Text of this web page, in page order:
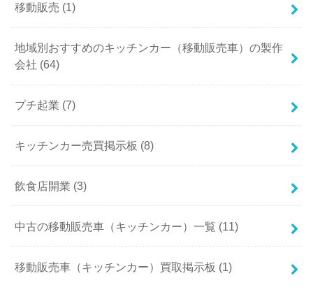
移動販売 (1)
地域別おすすめのキッチンカー（移動販売車）の製作
会社 (64)
プチ起業 (7)
キッチンカー売買掲示板 (8)
飲食店開業 (3)
中古の移動販売車（キッチンカー）一覧 (11)
移動販売車（キッチンカー）買取掲示板 (1)